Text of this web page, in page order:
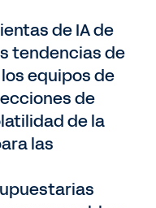
de IA de
tendencias de
equipos de
de
de la
las